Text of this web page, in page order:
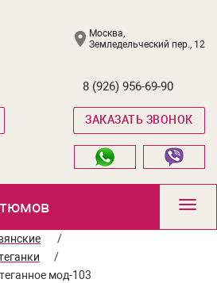
Москва,
Земледельческий пер., 12
8 (926) 956-69-90
ЗАКАЗАТЬ ЗВОНОК
/
/
мод-103